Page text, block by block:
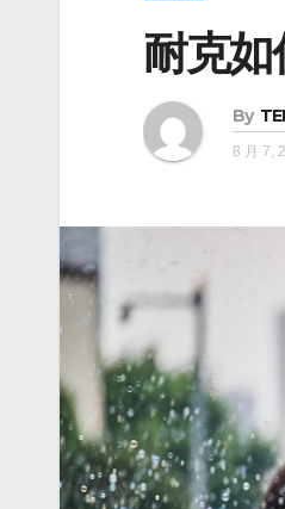
耐克
By
8 月 7,